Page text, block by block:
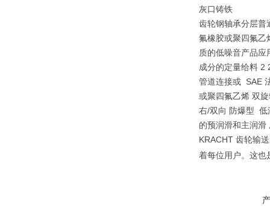
灰口铸铁
齿轮钢轴承分层
氟橡胶或聚四氟乙
质的低噪音产品
成分的定量给料
管道连接或 SAE
或聚四氟乙烯 双
右/双向 防爆型
的预润滑和主润
KRACHT 齿轮输
着每位用户。这也